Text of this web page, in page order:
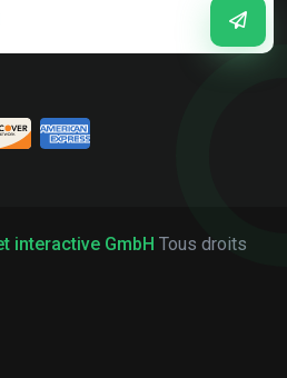
interactive GmbH Tous droits